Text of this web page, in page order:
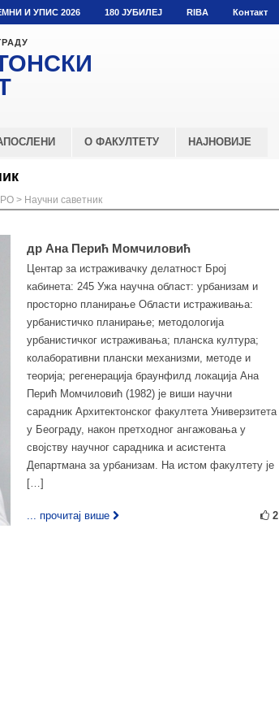
И УПИС 2026 180 ЈУБИЛЕЈ RIBA Контакт
О ФАКУЛТЕТУ НАЈНОВИЈЕ
> Научни саветник
др Ана Перић Момчиловић
Центар за истраживачку делатност Број
кабинета: 245 Ужа научна област: урбанизам и
просторно планирање Области истраживања:
урбанистичко планирање; методологија
урбанистичког истраживања; планска култура;
колаборативни плански механизми, методе и
теорија; регенерација браунфилд локација Ана
Перић Момчиловић (1982) је виши научни
сарадник Архитектонског факултета Универзитета
у Београду, након претходног ангажовања у
својству научног сарадника и асистента
Департмана за урбанизам. На истом факултету је
[…]
... прочитај више 2